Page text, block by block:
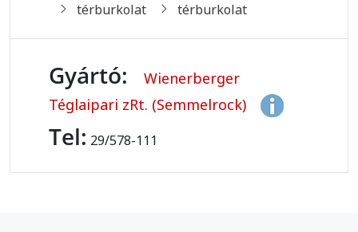
térburkolat térburkolat
Gyártó:
Wienerberger
Téglaipari zRt. (Semmelrock)
Tel: 29/578-111